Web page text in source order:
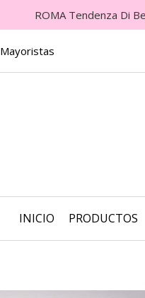
ROMA Tendenza Di
Mayoristas
INICIO PRODUCTOS